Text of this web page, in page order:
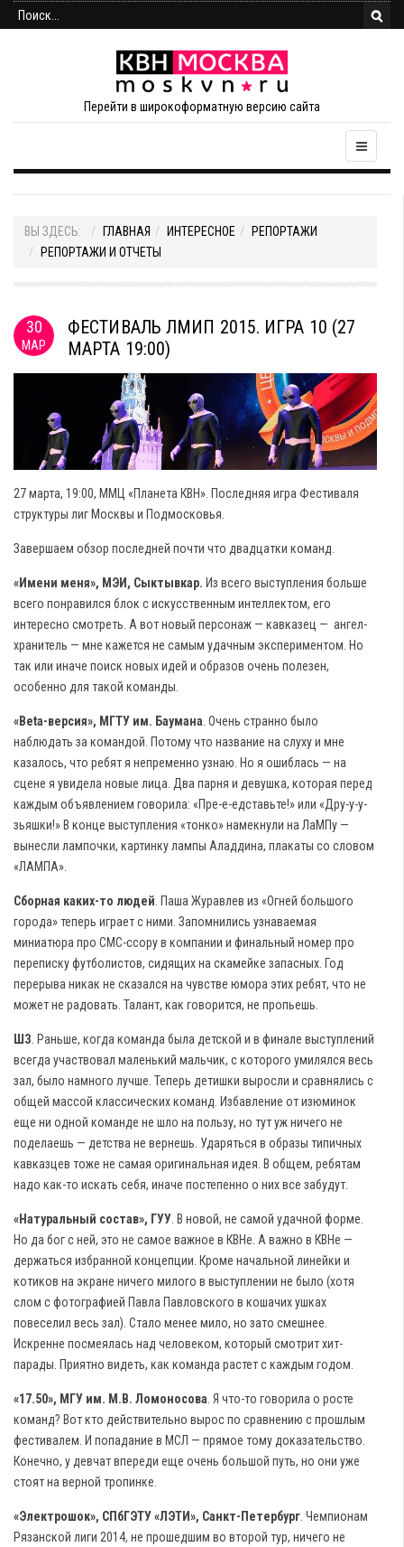
Перейти в широкоформатную версию сайта
ВЫ ЗДЕСЬ: ГЛАВНАЯ ИНТЕРЕСНОЕ
РЕПОРТАЖИ
РЕПОРТАЖИ И ОТЧЕТЫ
30
МАР
ФЕСТИВАЛЬ ЛМИП 2015. ИГРА 10 (27
МАРТА 19:00)
27 марта, 19:00, ММЦ «Планета КВН». Последняя игра Фестиваля
структуры лиг Москвы и Подмосковья.
Завершаем обзор последней почти что двадцатки команд.
«Имени меня», МЭИ, Сыктывкар. Из всего выступления больше
всего понравился блок с искусственным интеллектом, его
интересно смотреть. А вот новый персонаж — кавказец — ангел-
хранитель — мне кажется не самым удачным экспериментом. Но
так или иначе поиск новых идей и образов очень полезен,
особенно для такой команды.
«Beta-версия», МГТУ им. Баумана. Очень странно было
наблюдать за командой. Потому что название на слуху и мне
казалось, что ребят я непременно узнаю. Но я ошиблась — на
сцене я увидела новые лица. Два парня и девушка, которая перед
каждым объявлением говорила: «Пре-е-едставьте!» или «Дру-у-у-
зьяшки!» В конце выступления «тонко» намекнули на ЛаМПу —
вынесли лампочки, картинку лампы Аладдина, плакаты со словом
«ЛАМПА».
Сборная каких-то людей. Паша Журавлев из «Огней большого
города» теперь играет с ними. Запомнились узнаваемая
миниатюра про СМС-ссору в компании и финальный номер про
переписку футболистов, сидящих на скамейке запасных. Год
перерыва никак не сказался на чувстве юмора этих ребят, что не
может не радовать. Талант, как говорится, не пропьешь.
ШЗ. Раньше, когда команда была детской и в финале выступлений
всегда участвовал маленький мальчик, с которого умилялся весь
зал, было намного лучше. Теперь детишки выросли и сравнялись с
общей массой классических команд. Избавление от изюминок
еще ни одной команде не шло на пользу, но тут уж ничего не
поделаешь — детства не вернешь. Ударяться в образы типичных
кавказцев тоже не самая оригинальная идея. В общем, ребятам
надо как-то искать себя, иначе постепенно о них все забудут.
«Натуральный состав», ГУУ. В новой, не самой удачной форме.
Но да бог с ней, это не самое важное в КВНе. А важно в КВНе —
держаться избранной концепции. Кроме начальной линейки и
котиков на экране ничего милого в выступлении не было (хотя
слом с фотографией Павла Павловского в кошачих ушках
повеселил весь зал). Стало менее мило, но зато смешнее.
Искренне посмеялась над человеком, который смотрит хит-
парады. Приятно видеть, как команда растет с каждым годом.
«17.50», МГУ им. М.В. Ломоносова. Я что-то говорила о росте
команд? Вот кто действительно вырос по сравнению с прошлым
фестивалем. И попадание в МСЛ — прямое тому доказательство.
Конечно, у девчат впереди еще очень большой путь, но они уже
стоят на верной тропинке.
«Электрошок», СПбГЭТУ «ЛЭТИ», Санкт-Петербург. Чемпионам
Рязанской лиги 2014, не прошедшим во второй тур, ничего не